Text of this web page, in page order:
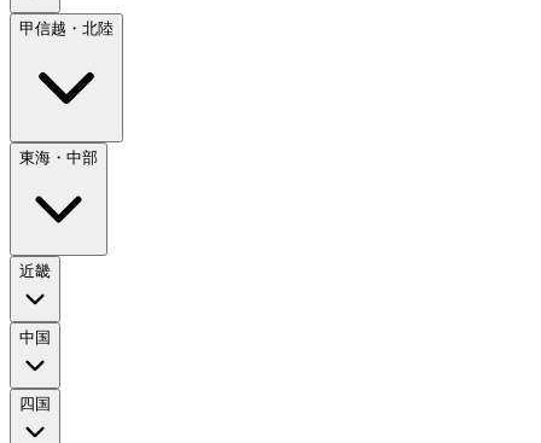
甲信越・北陸
東海・中部
近畿
中国
四国